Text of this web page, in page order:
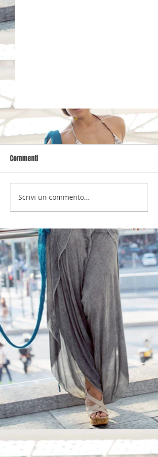
PUNTE ROSSE
Commenti
Scrivi un commento...